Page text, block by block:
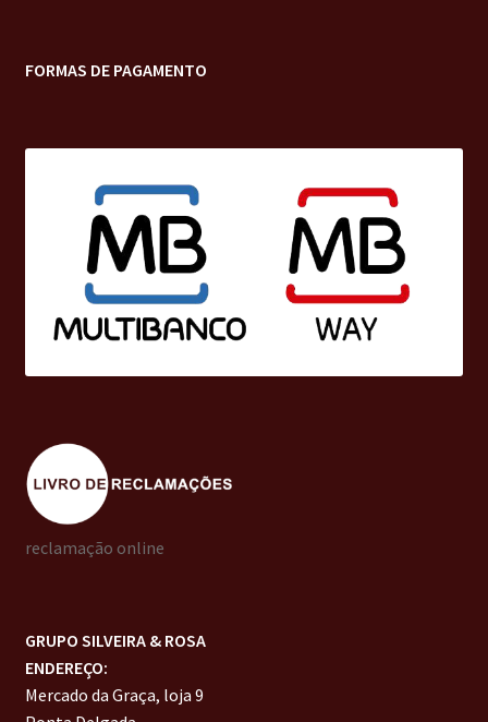
FORMAS DE PAGAMENTO
reclamação online
GRUPO SILVEIRA & ROSA
ENDEREÇO:
Mercado da Graça, loja 9